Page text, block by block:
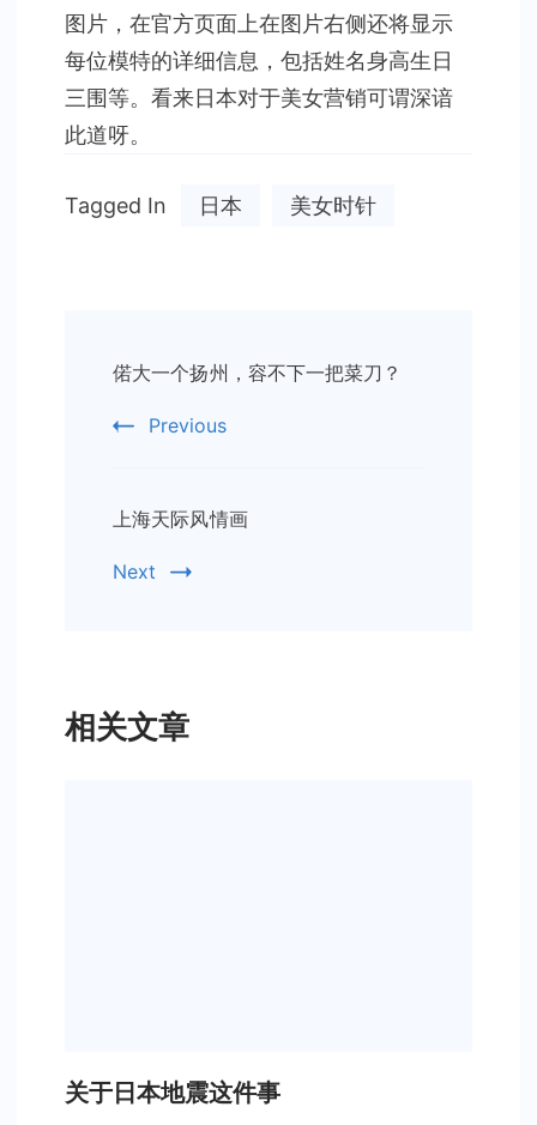
图片，在官方页面上在图片右侧还将显示
每位模特的详细信息，包括姓名身高生日
三围等。看来日本对于美女营销可谓深谙
此道呀。
Tagged In 日本 美女时针
Navigation
偌大一个扬州，容不下一把菜刀？
Previous
上海天际风情画
Next
相关文章
关于日本地震这件事